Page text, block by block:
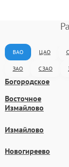
ВАО ЦАО
ЗАО СЗАО
Богородское
Восточное
Измайлово
Измайлово
Новогиреево